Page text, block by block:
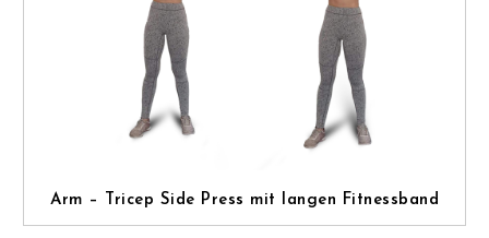
Arm – Tricep Side Press mit langen Fitnessband